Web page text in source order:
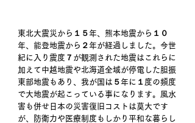
東北大震災から１５年、熊本地震から１０
年、能登地震から２年が経過しました。今世
紀に入り震度７が観測された地震はこれらに
加えて中越地震や北海道全域が停電した胆振
東部地震もあり、我が国は５年に１度の頻度
で大地震が起こっている事になります。風水
害も併せ日本の災害復旧コストは莫大です
が、防衛力や医療制度もしかり平和な暮らし